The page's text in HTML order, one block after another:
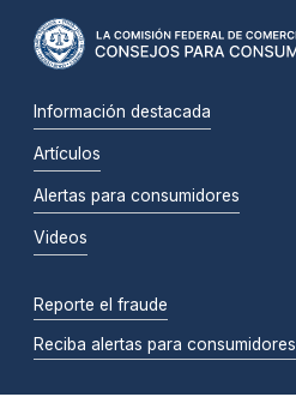
Información destacada
Artículos
Alertas para consumidores
Videos
Reporte el fraude
Reciba alertas para consumidores